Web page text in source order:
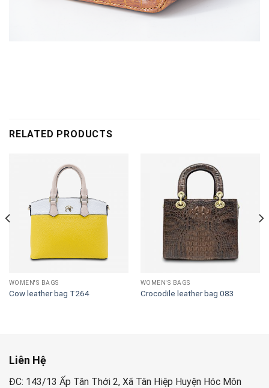
RELATED PRODUCTS
WOMEN'S BAGS
Cow leather bag T264
WOMEN'S BAGS
Crocodile leather bag 083
Liên Hệ
ĐC: 143/13 Ấp Tân Thới 2, Xã Tân Hiệp Huyện Hóc Môn